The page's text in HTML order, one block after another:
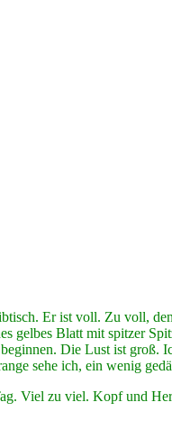
Er ist voll. Zu voll,
gelbes Blatt mit spitzer
Die Lust ist groß.
sehe ich, ein wenig
Viel zu viel. Kopf und